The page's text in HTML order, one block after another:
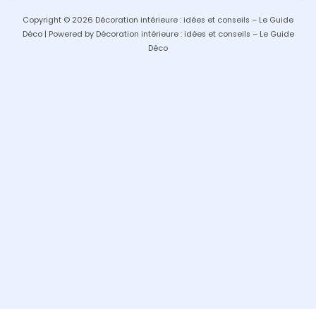
Copyright © 2026 Décoration intérieure : idées et conseils – Le Guide
Déco | Powered by Décoration intérieure : idées et conseils – Le Guide
Déco